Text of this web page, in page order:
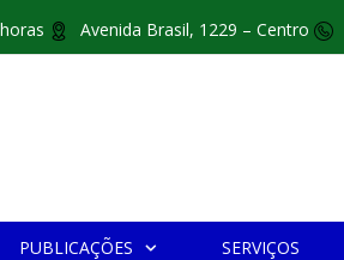
Avenida Brasil, 1229 – Centro
PUBLICAÇÕES SERVIÇOS